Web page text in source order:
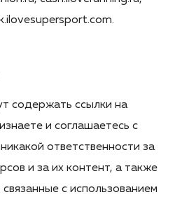
содержать ссылки на
и соглашаетесь с
ответственности за
и за их контент, а также
с использованием